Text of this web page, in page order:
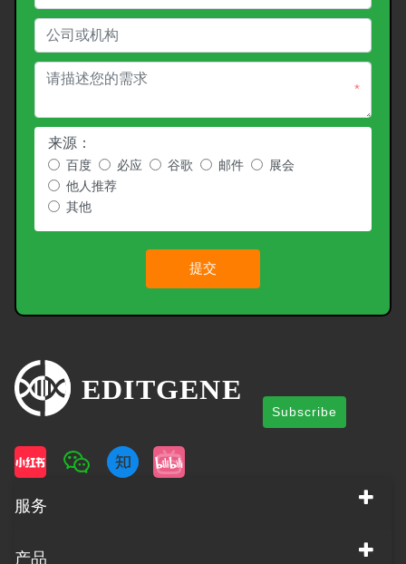
*
来源：
百度 必应 谷歌 邮件
展会
他人推荐
其他
提交
Subscribe
服务
产品